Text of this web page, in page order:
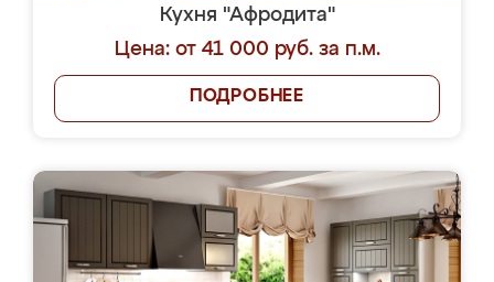
Кухня "Афродита"
Цена: от 41 000 руб. за п.м.
ПОДРОБНЕЕ